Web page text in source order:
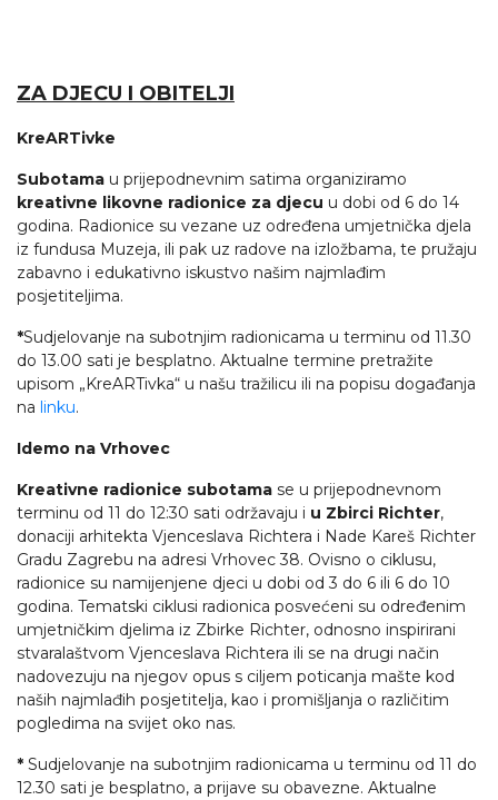
ZA DJECU I OBITELJI
KreARTivke
Subotama u prijepodnevnim satima organiziramo
kreativne likovne radionice za djecu u dobi od 6 do 14
godina. Radionice su vezane uz određena umjetnička djela
iz fundusa Muzeja, ili pak uz radove na izložbama, te pružaju
zabavno i edukativno iskustvo našim najmlađim
posjetiteljima.
*Sudjelovanje na subotnjim radionicama u terminu od 11.30
do 13.00 sati je besplatno. Aktualne termine pretražite
upisom „KreARTivka“ u našu tražilicu ili na popisu događanja
na linku.
Idemo na Vrhovec
Kreativne radionice subotama se u prijepodnevnom
terminu od 11 do 12:30 sati održavaju i u Zbirci Richter,
donaciji arhitekta Vjenceslava Richtera i Nade Kareš Richter
Gradu Zagrebu na adresi Vrhovec 38. Ovisno o ciklusu,
radionice su namijenjene djeci u dobi od 3 do 6 ili 6 do 10
godina. Tematski ciklusi radionica posvećeni su određenim
umjetničkim djelima iz Zbirke Richter, odnosno inspirirani
stvaralaštvom Vjenceslava Richtera ili se na drugi način
nadovezuju na njegov opus s ciljem poticanja mašte kod
naših najmlađih posjetitelja, kao i promišljanja o različitim
pogledima na svijet oko nas.
* Sudjelovanje na subotnjim radionicama u terminu od 11 do
12.30 sati je besplatno, a prijave su obavezne. Aktualne